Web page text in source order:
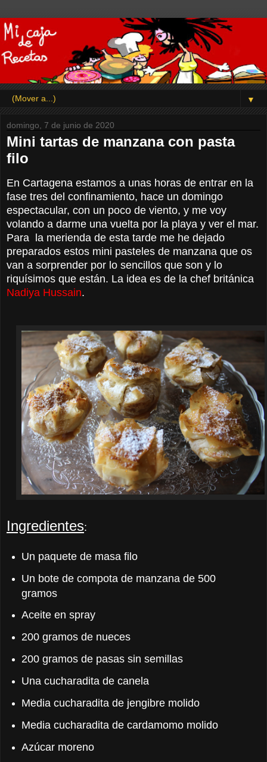
▼
domingo, 7 de junio de 2020
Mini tartas de manzana con pasta
filo
En Cartagena estamos a unas horas de entrar en la
fase tres del confinamiento, hace un domingo
espectacular, con un poco de viento, y me voy
volando a darme una vuelta por la playa y ver el mar.
Para la merienda de esta tarde me he dejado
preparados estos mini pasteles de manzana que os
van a sorprender por lo sencillos que son y lo
riquísimos que están. La idea es de la chef británica
Nadiya Hussain.
Ingredientes:
Un paquete de masa filo
Un bote de compota de manzana de 500
gramos
Aceite en spray
200 gramos de nueces
200 gramos de pasas sin semillas
Una cucharadita de canela
Media cucharadita de jengibre molido
Media cucharadita de cardamomo molido
Azúcar moreno